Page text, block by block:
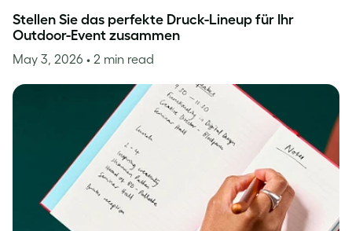
Stellen Sie das perfekte Druck-Lineup für Ihr
Outdoor-Event zusammen
May 3, 2026 • 2 min read